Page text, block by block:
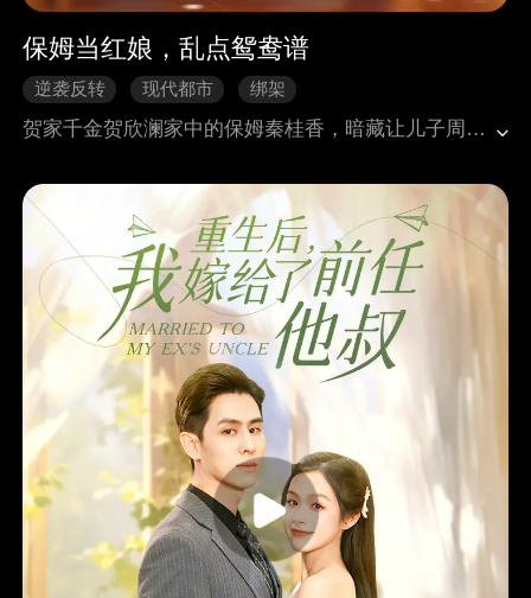
保姆当红娘，乱点鸳鸯谱
逆袭反转 现代都市 绑架
贺家千金贺欣澜家中的保姆秦桂香，暗藏让儿子周家宝入赘贺家的野心。秦桂香先是干涉贺欣澜的生活，强行撮合她与周家宝，周家宝则带着优越感要求入职贺欣澜公司任主管，还秉持落后性别观念。为达成目的，秦桂香偷偷给贺欣澜喂食胎盘致其中毒，后又联合前夫周盛绑架贺欣澜，让周家宝上演 “英雄救美” 博取信任。母子俩后续以温情攻势麻痹贺欣澜，趁她醉酒图谋不轨，却不知贺欣澜早有防备。最终，贺欣澜拿出监控证据揭穿阴谋，周盛反水提供录音佐证，周家宝入狱，秦桂香精神崩溃入院。贺欣澜摆脱纠缠后，向好友苏穆发出约会邀请，开启新生活。